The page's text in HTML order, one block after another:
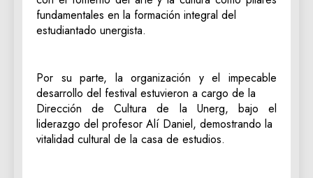
fundamentales en la formación integral del
estudiantado unergista.
Por su parte, la organización y el impecable
desarrollo del festival estuvieron a cargo de la
Dirección de Cultura de la Unerg, bajo el
liderazgo del profesor Alí Daniel, demostrando la
vitalidad cultural de la casa de estudios.